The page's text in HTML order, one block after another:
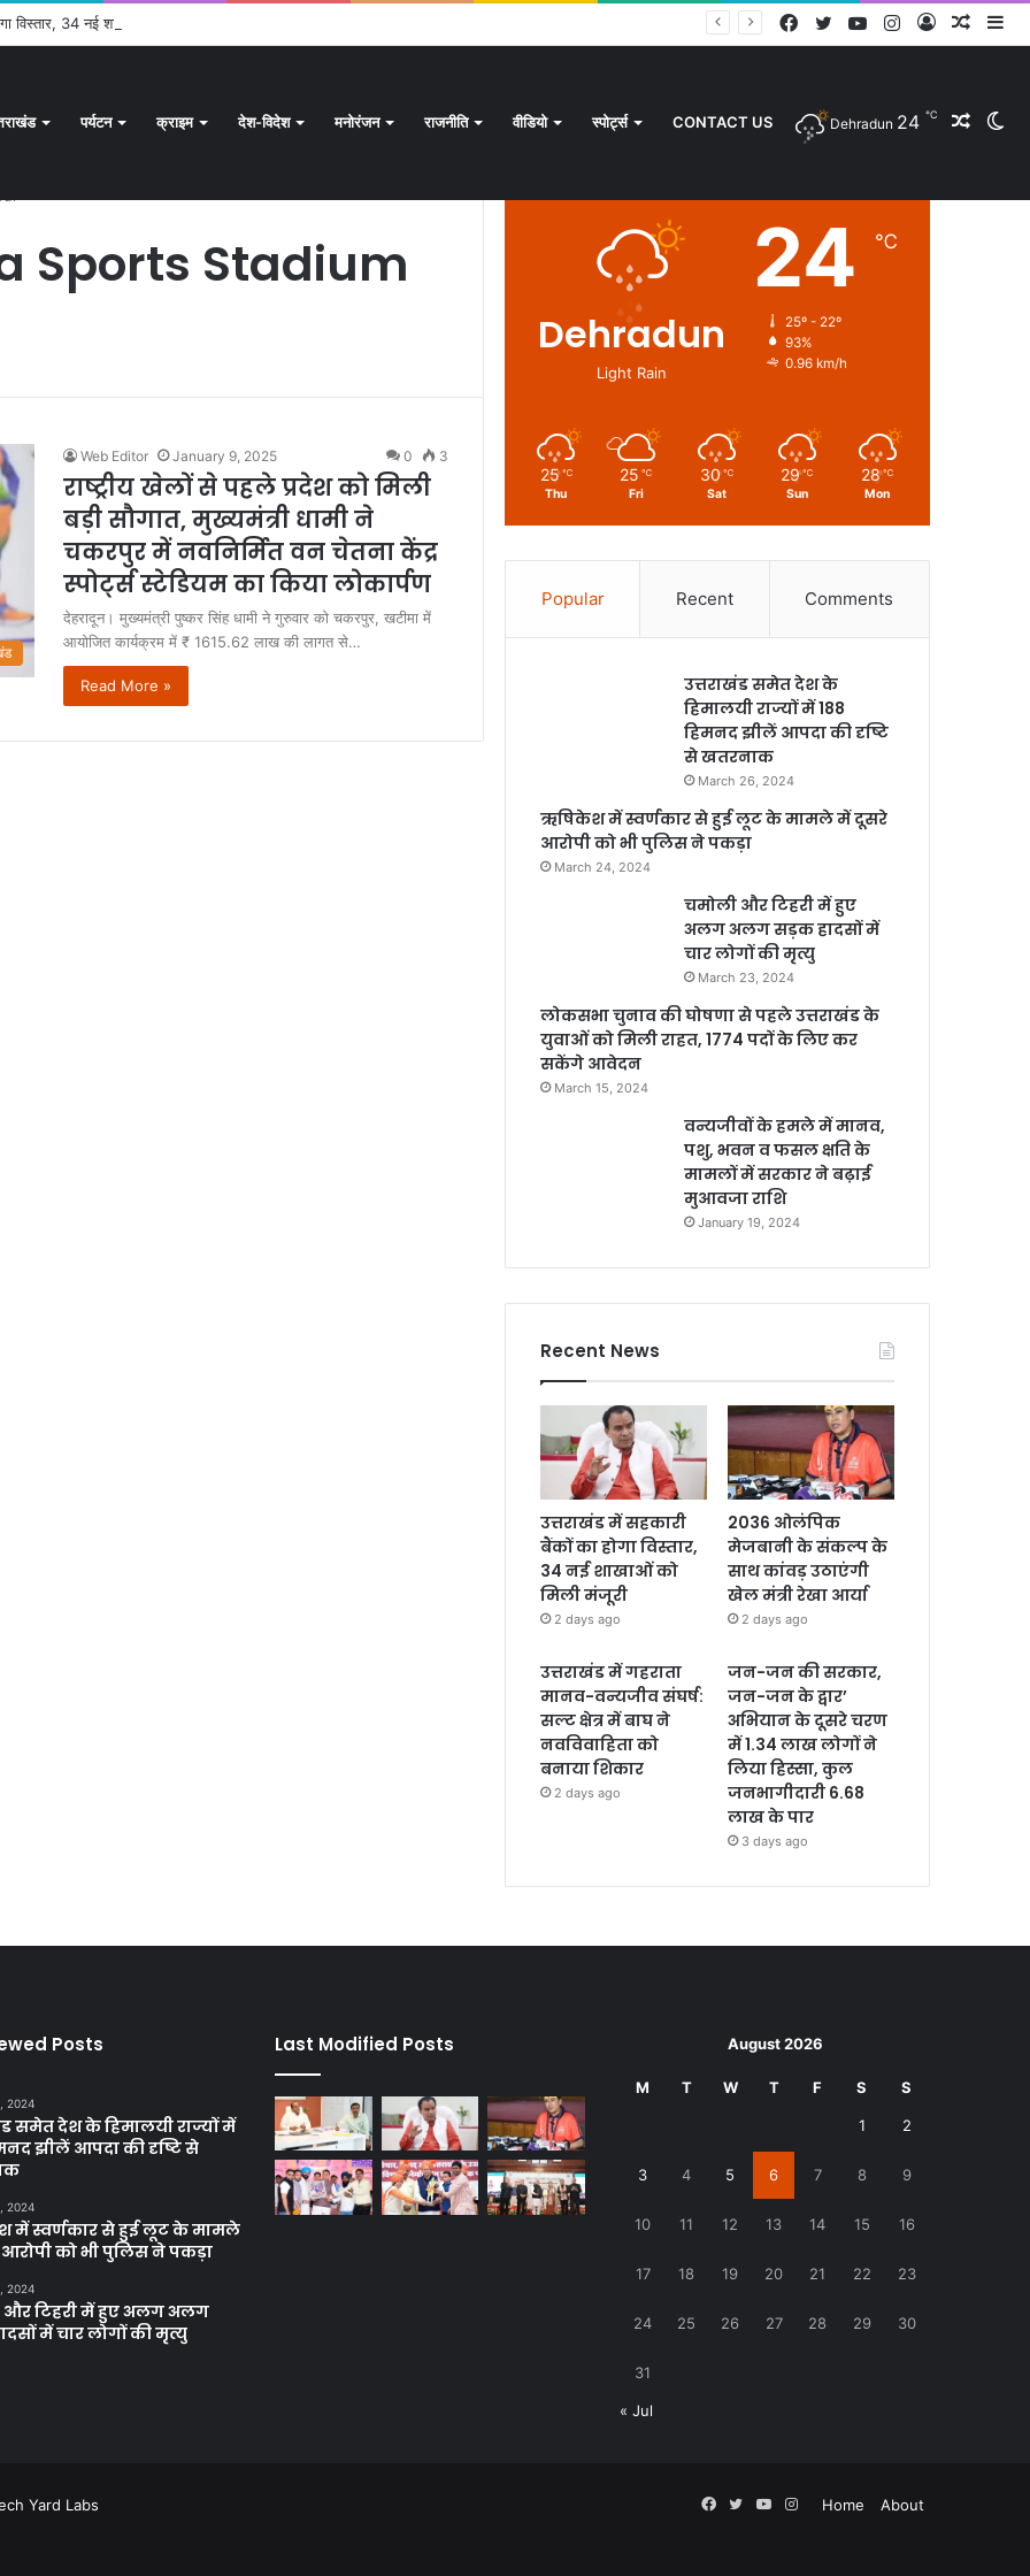
विस्तार, 34 नई शाखाओं को मिली मंजूरी
Log
Instagram
YouTube
Twitter
Facebook
पर्यटन क्राइम देश-विदेश मनोरंजन राजनीति वीडियो स्पोर्ट्स CONTACT US Dehradun 24 ℃
Sports Stadium
Web Editor January 9, 2025 0 3
राष्ट्रीय खेलों से पहले प्रदेश को मिली
बड़ी सौगात, मुख्यमंत्री धामी ने
चकरपुर में नवनिर्मित वन चेतना केंद्र
स्पोर्ट्स स्टेडियम का किया लोकार्पण
देहरादून। मुख्यमंत्री पुष्कर सिंह धामी ने गुरुवार को चकरपुर, खटीमा में
आयोजित कार्यक्रम में ₹ 1615.62 लाख की लागत से…
Read More »
Dehradun
Light Rain
24 ℃
25º - 22º
93%
0.96 km/h
25 ℃
Thu
25 ℃
Fri
30 ℃
Sat
29 ℃
Sun
28 ℃
Mon
Popular Recent Comments
उत्तराखंड समेत देश के
हिमालयी राज्यों में 188
हिमनद झीलें आपदा की दृष्टि
से खतरनाक
March 26, 2024
ऋषिकेश में स्वर्णकार से हुई लूट के मामले में दूसरे
आरोपी को भी पुलिस ने पकड़ा
March 24, 2024
चमोली और टिहरी में हुए
अलग अलग सड़क हादसों में
चार लोगों की मृत्यु
March 23, 2024
लोकसभा चुनाव की घोषणा से पहले उत्तराखंड के
युवाओं को मिली राहत, 1774 पदों के लिए कर
सकेंगे आवेदन
March 15, 2024
वन्यजीवों के हमले में मानव,
पशु, भवन व फसल क्षति के
मामलों में सरकार ने बढ़ाई
मुआवजा राशि
January 19, 2024
Recent News
उत्तराखंड में सहकारी
बैंकों का होगा विस्तार,
34 नई शाखाओं को
मिली मंजूरी
2 days ago
2036 ओलंपिक
मेजबानी के संकल्प के
साथ कांवड़ उठाएंगी
खेल मंत्री रेखा आर्या
2 days ago
उत्तराखंड में गहराता
मानव-वन्यजीव संघर्ष:
सल्ट क्षेत्र में बाघ ने
नवविवाहिता को
बनाया शिकार
2 days ago
जन-जन की सरकार,
जन-जन के द्वार’
अभियान के दूसरे चरण
में 1.34 लाख लोगों ने
लिया हिस्सा, कुल
जनभागीदारी 6.68
लाख के पार
3 days ago
Posts
2024
समेत देश के हिमालयी राज्यों में
झीलें आपदा की दृष्टि से
2024
में स्वर्णकार से हुई लूट के मामले
को भी पुलिस ने पकड़ा
2024
और टिहरी में हुए अलग अलग
में चार लोगों की मृत्यु
Last Modified Posts August 2026
M T W T F S S
1 2
3 4 5 6 7 8 9
10 11 12 13 14 15 16
17 18 19 20 21 22 23
24 25 26 27 28 29 30
31
« Jul
Yard Labs Home About
Facebook
TwitterYouTube
Instagram